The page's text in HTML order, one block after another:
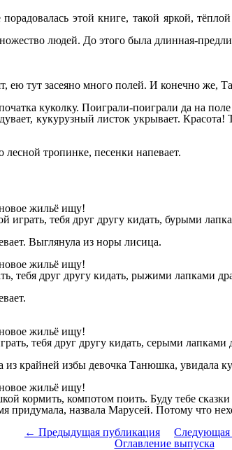
этой книге, такой яркой,
людей. До этого была длинная-
тут засеяно много полей. И конечно же,
куколку. Поиграли-поиграли да на
кукурузный листок укрывает.
тропинке, песенки напевает.
жильё ищу!
тебя друг другу кидать, бурыми
Выглянула из норы лисица.
жильё ищу!
тебя друг другу кидать, рыжими лапками
жильё ищу!
тебя друг другу кидать, серыми лапками
крайней избы девочка Танюшка, увидала
жильё ищу!
кормить, компотом поить. Буду тебе
назвала Марусей. Потому что
← Предыдущая публикация
Следующая
Оглавление выпуска